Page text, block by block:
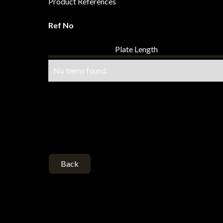
Ref No
Plate Length
No items found.
Back